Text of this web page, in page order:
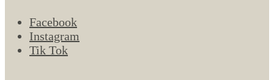
Facebook
Instagram
Tik Tok